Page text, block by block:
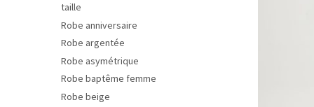
taille
Robe anniversaire
Robe argentée
Robe asymétrique
Robe baptême femme
Robe beige